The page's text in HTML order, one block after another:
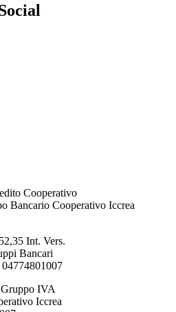
Cooperativo
Bancario Cooperativo Iccrea
Int. Vers.
Bancari
Gruppo IVA
Iccrea